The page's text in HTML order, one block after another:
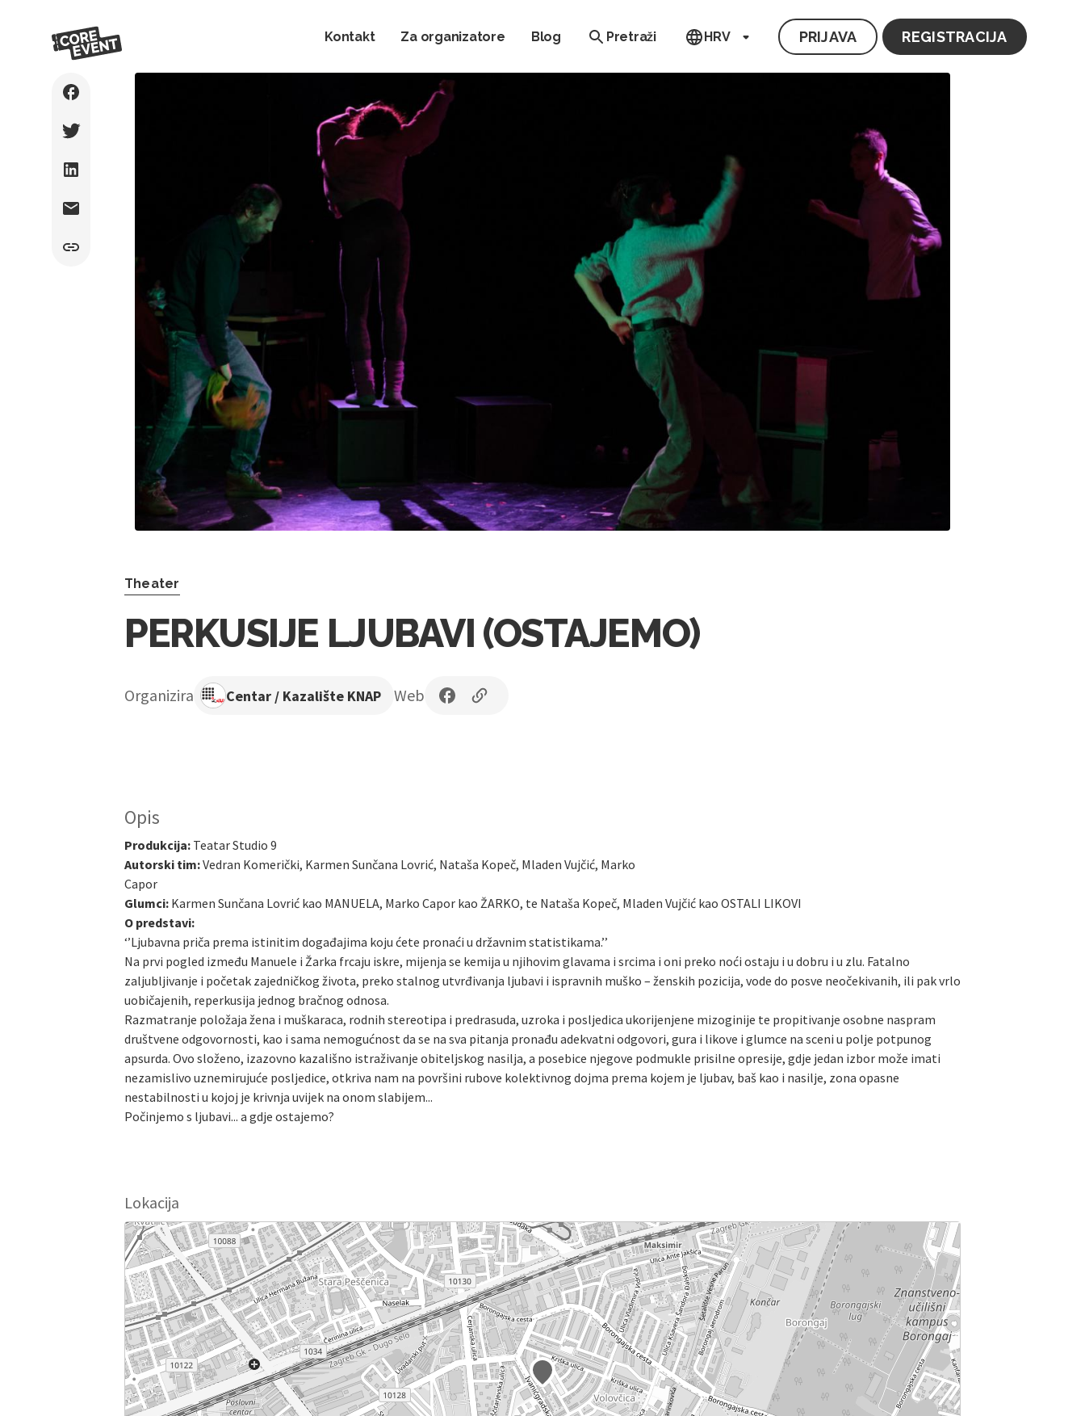
Kontakt Za organizatore Blog Pretraži HRV PRIJAVA REGISTRACIJA
Theater
PERKUSIJE LJUBAVI (OSTAJEMO)
Organizira Centar / Kazalište KNAP Web
Opis
Produkcija: Teatar Studio 9
Autorski tim:Vedran Komerički, Karmen Sunčana Lovrić, Nataša Kopeč, Mladen Vujčić, Marko
Capor
Glumci: Karmen Sunčana Lovrić kao MANUELA, Marko Capor kao ŽARKO, te Nataša Kopeč, Mladen Vujčić kao OSTALI LIKOVI
O predstavi:
‘’Ljubavna priča prema istinitim događajima koju ćete pronaći u državnim statistikama.’’
Na prvi pogled između Manuele i Žarka frcaju iskre, mijenja se kemija u njihovim glavama i srcima i oni preko noći ostaju i u dobru i u zlu. Fatalno
zaljubljivanje i početak zajedničkog života, preko stalnog utvrđivanja ljubavi i ispravnih muško – ženskih pozicija, vode do posve neočekivanih, ili pak vrlo
uobičajenih, reperkusija jednog bračnog odnosa.
Razmatranje položaja žena i muškaraca, rodnih stereotipa i predrasuda, uzroka i posljedica ukorijenjene mizoginije te propitivanje osobne naspram
društvene odgovornosti, kao i sama nemogućnost da se na sva pitanja pronađu adekvatni odgovori, gura i likove i glumce na sceni u polje potpunog
apsurda. Ovo složeno, izazovno kazališno istraživanje obiteljskog nasilja, a posebice njegove podmukle prisilne opresije, gdje jedan izbor može imati
nezamislivo uznemirujuće posljedice, otkriva nam na površini rubove kolektivnog dojma prema kojem je ljubav, baš kao i nasilje, zona opasne
nestabilnosti u kojoj je krivnja uvijek na onom slabijem...
Počinjemo s ljubavi... a gdje ostajemo?
Lokacija